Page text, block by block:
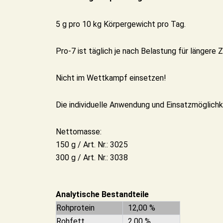
5 g pro 10 kg Körpergewicht pro Tag.
Pro-7 ist täglich je nach Belastung für längere
Nicht im Wettkampf einsetzen!
Die individuelle Anwendung und
Nettomasse:
150 g / Art. Nr.: 3025
300 g / Art. Nr.: 3038
Analytische Bestandteile
Rohprotein
12,00 %
Rohfett
2,00 %